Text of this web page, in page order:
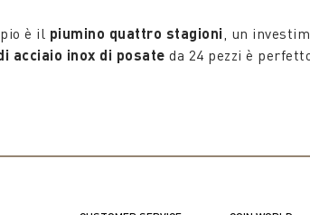
è il piumino quattro stagioni, un
acciaio inox di posate da 24 pezzi è